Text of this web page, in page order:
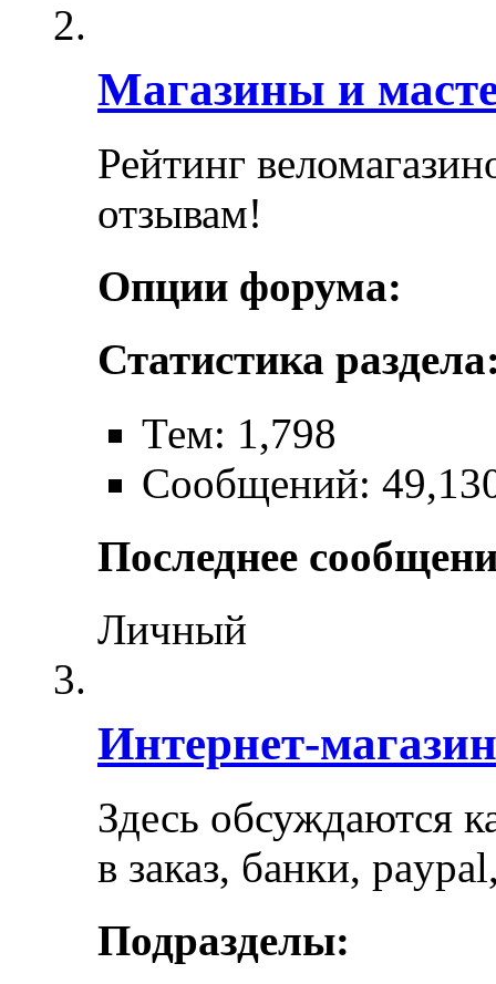
Магазины и
Рейтинг
отзывам!
Опции форума:
Статистика
Тем: 1,798
Сообщений:
Последнее
Личный
Интернет-
Здесь обсуждаются
в заказ, банки,
Подразделы: